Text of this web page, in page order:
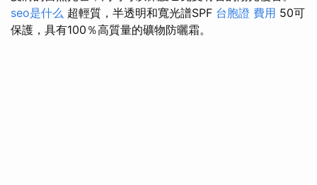
seo是什么 超輕質，半透明和寬光譜SPF 台胞證 費用 50可
保護，具有100％高質量的礦物防曬霜。